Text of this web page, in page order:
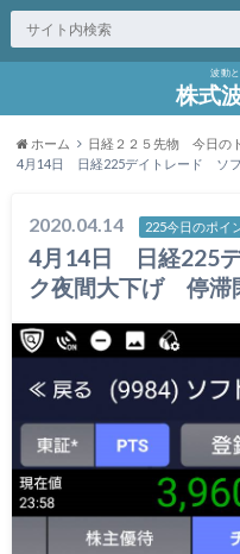
波動
株式
ホーム 日経２２５先物 今日の
4月14日 日経225デイトレード ソ
2020.04.14 225今日のポイ
4月14日 日経225
ク夜間大下げ 停滞